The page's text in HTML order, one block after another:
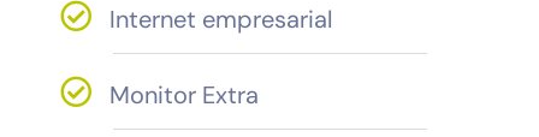
Internet empresarial
Monitor Extra